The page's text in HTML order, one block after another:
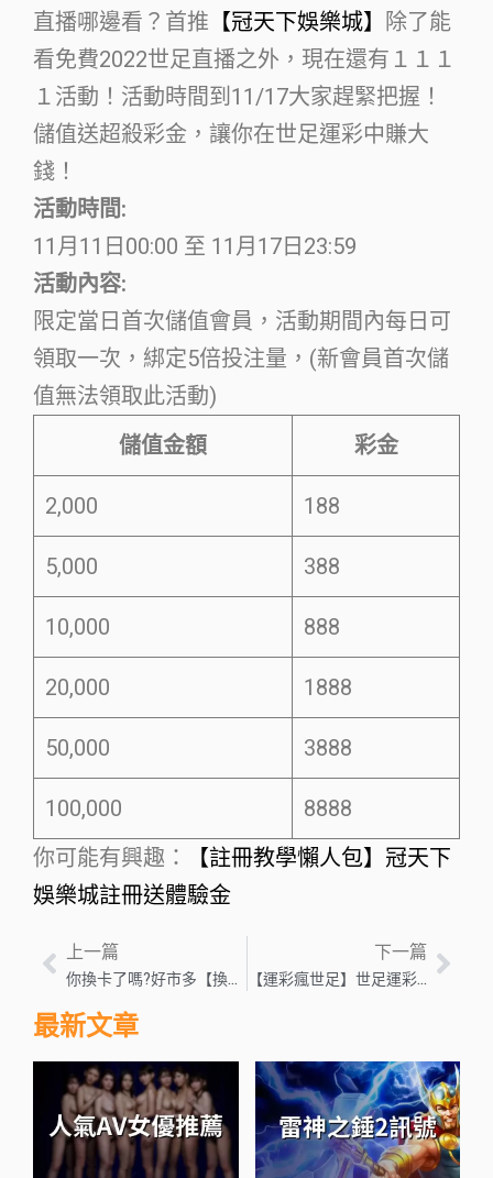
直播哪邊看？首推 【冠天下娛樂城】
除了能
看免費2022世足直播之外，現在還有１１１
１活動！活動時間到11/17大家趕緊把握！
儲值送超殺彩金，讓你在世足運彩中賺大
錢！
活動時間:
11月11日00:00 至 11月17日23:59
活動內容:
限定當日首次儲值會員，活動期間內每日可
領取一次，綁定5倍投注量，(新會員首次儲
值無法領取此活動)
儲值金額
彩金
2,000 188
5,000 388
10,000 888
20,000 1888
50,000 3888
100,000
8888
你可能有興趣：
【註冊教學懶人包】冠天下
娛樂城註冊送體驗金
上一篇
你換卡了嗎?好市多【換卡省1800】【不換２分鐘搞定】懶人包
下一篇
【運彩瘋世足】世足運彩必勝買法!年終靠你了!
最新文章